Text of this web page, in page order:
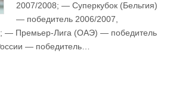
2007/2008; — Суперкубок (Бельгия)
— победитель 2006/2007,
— Премьер-Лига (ОАЭ) — победитель
— победитель…